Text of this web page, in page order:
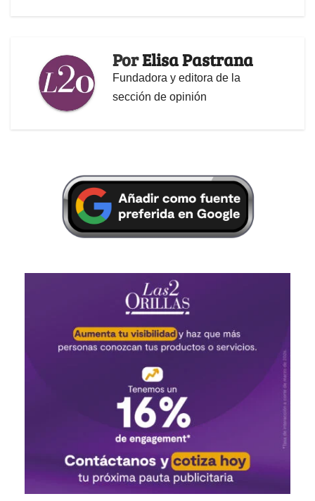
PorElisa Pastrana
Fundadora y editora de la
sección de opinión